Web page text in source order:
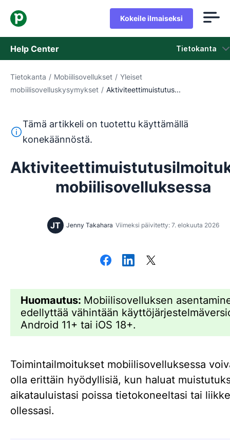
Kokeile ilmaiseksi
Help Center Tietokanta
Tietokanta
Ota yhteyttä tukeen
Tietokanta / Mobiilisovellukset / Yleiset
mobiilisovelluskysymykset / Aktiviteettimuistutus...
Tämä teksti on käännetty englannista
Tämä artikkeli on tuotettu käyttämällä
konekäännöstä.
mobiilisovelluksessa
JT Jenny Takahara Viimeksi päivitetty: 7. elokuuta 2026
Huomautus: Mobiilisovelluksen
edellyttää vähintään
Android 11+ tai iOS 18+.
Toimintailmoitukset mobiilisovelluksessa
olla erittäin hyödyllisiä, kun haluat
aikatauluistasi poissa tietokoneeltasi tai
ollessasi.